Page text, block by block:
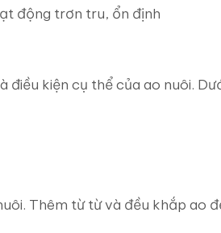
động trơn tru, ổn định
kiện cụ thể của ao nuôi.
Thêm từ từ và đều khắp ao